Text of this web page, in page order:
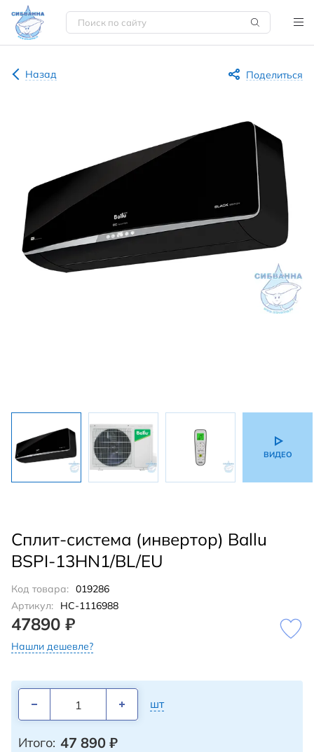
Назад Поделиться
ВИДЕО
Сплит-система (инвертор) Ballu
BSPI-13HN1/BL/EU
Код товара: 019286
Артикул:
НС-1116988
47890 ₽
Нашли дешевле?
шт
Итого: 47 890 ₽